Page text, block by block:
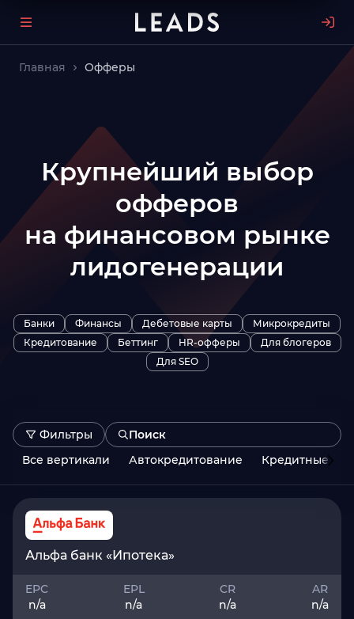
Главная Офферы
Крупнейший выбор
офферов
на финансовом рынке
лидогенерации
Банки Финансы Дебетовые карты
Микрокредиты
Кредитование
Беттинг HR-офферы
Для блогеров
Для SEO
Фильтры
Все вертикали
Автокредитование
Кредитные
от
Тип трафика
Все типы трафика
Альфа банк «Ипотека»
EPC
n/a
EPL
n/a
CR
n/a
AR
n/a